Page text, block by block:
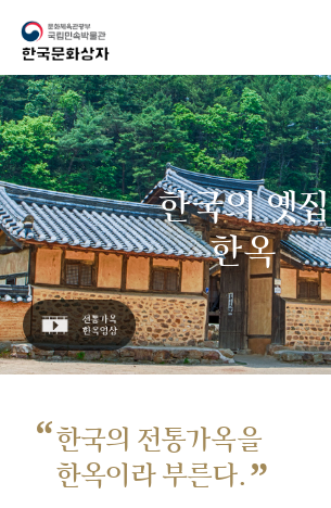
한국의 옛집
한옥
“한국의 전통가옥을
한옥이라 부른다. ”